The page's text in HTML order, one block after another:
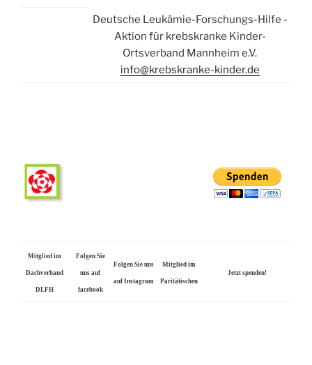
Deutsche Leukämie-Forschungs-Hilfe -
Aktion für krebskranke Kinder-
Ortsverband Mannheim e.V.
info@krebskranke-kinder.de
Mitglied im
Dachverband
DLFH
Folgen Sie
uns auf
facebook
Folgen Sie uns
auf Instagram
Mitglied im
Paritätischen
Jetzt spenden!